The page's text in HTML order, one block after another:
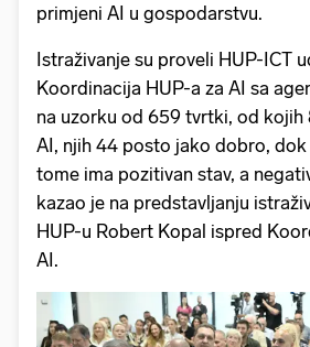
primjeni AI u gospodarstvu.
Istraživanje su proveli HUP-ICT
Koordinacija HUP-a za AI sa
na uzorku od 659 tvrtki, od
AI, njih 44 posto jako dobro,
tome ima pozitivan stav, a
kazao je na predstavljanju
HUP-u Robert Kopal ispred
AI.